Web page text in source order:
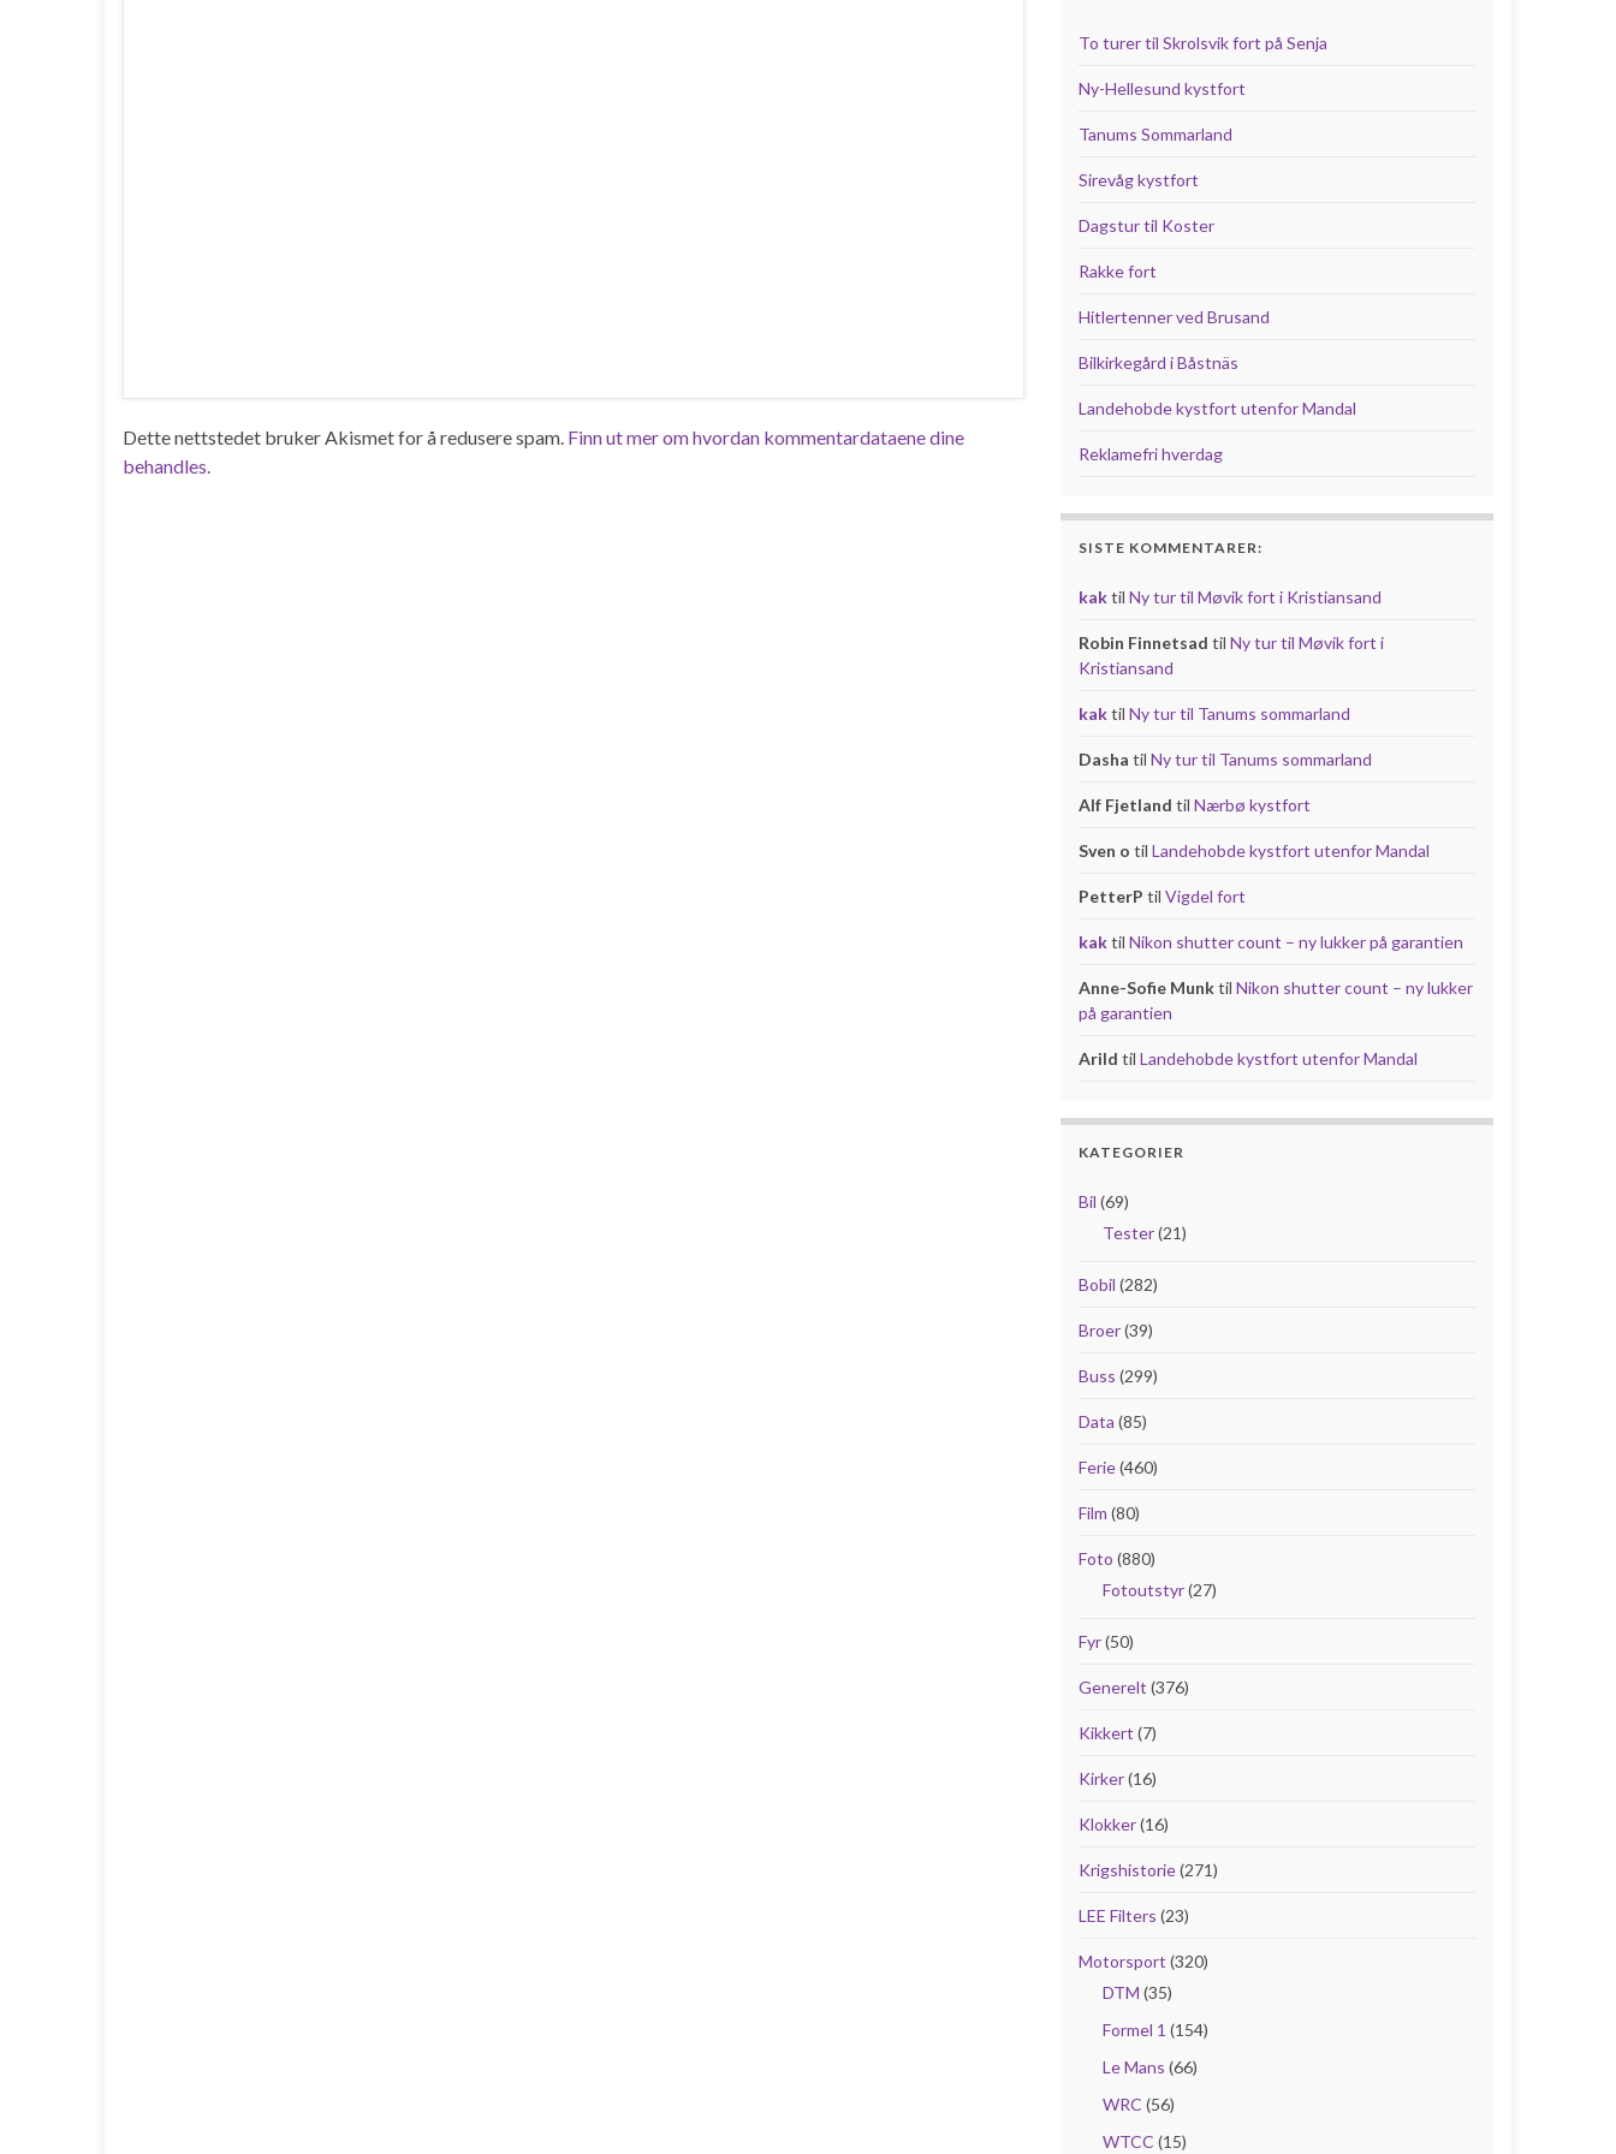
Dette nettstedet bruker Akismet for å redusere spam. Finn ut mer om hvordan kommentardataene dine
behandles.
To turer til Skrolsvik fort på Senja
Ny-Hellesund kystfort
Tanums Sommarland
Sirevåg kystfort
Dagstur til Koster
Rakke fort
Hitlertenner ved Brusand
Bilkirkegård i Båstnäs
Landehobde kystfort utenfor Mandal
Reklamefri hverdag
SISTE KOMMENTARER:
kaktil Ny tur til Møvik fort i Kristiansand
Robin Finnetsad til Ny tur til Møvik fort i
Kristiansand
kaktil Ny tur til Tanums sommarland
Dasha til Ny tur til Tanums sommarland
Alf Fjetland til Nærbø kystfort
Sven o til Landehobde kystfort utenfor Mandal
PetterP til Vigdel fort
kaktil Nikon shutter count – ny lukker på garantien
Anne-Sofie Munktil Nikon shutter count – ny lukker
på garantien
Arild til Landehobde kystfort utenfor Mandal
KATEGORIER
Bil (69)
Tester(21)
Bobil (282)
Broer(39)
Buss (299)
Data (85)
Ferie(460)
Film (80)
Foto (880)
Fotoutstyr(27)
Fyr(50)
Generelt (376)
Kikkert (7)
Kirker(16)
Klokker(16)
Krigshistorie(271)
LEE Filters (23)
Motorsport (320)
DTM (35)
Formel 1 (154)
Le Mans (66)
WRC (56)
WTCC (15)